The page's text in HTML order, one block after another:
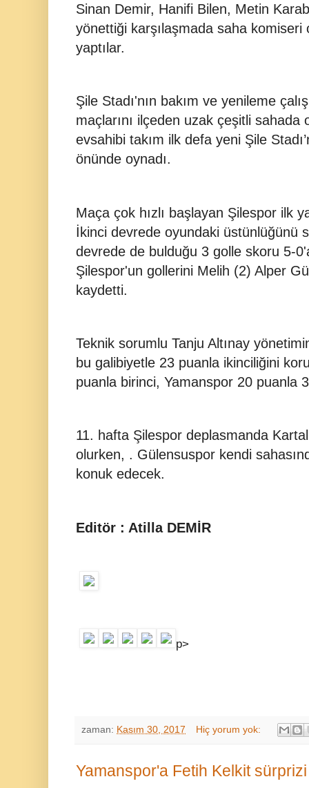
Sinan Demir, Hanifi Bilen, Metin
yönettiği karşılaşmada saha
yaptılar.
Şile Stadı'nın bakım ve yenileme
maçlarını ilçeden uzak çeşitli
evsahibi takım ilk defa yeni Şile
önünde oynadı.
Maça çok hızlı başlayan Şilespor ilk
İkinci devrede oyundaki üstünlüğünü
devrede de bulduğu 3 golle skoru 5-
Şilespor'un gollerini Melih (2) Alper
kaydetti.
Teknik sorumlu Tanju Altınay
bu galibiyetle 23 puanla ikinciliğini
puanla birinci, Yamanspor 20 puanla
11. hafta Şilespor deplasmanda
olurken, . Gülensuspor kendi
konuk edecek.
Editör : Atilla DEMİR
p>
zaman: Kasım 30, 2017 Hiç yorum yok:
Yamanspor'a Fetih Kelkit sürprizi